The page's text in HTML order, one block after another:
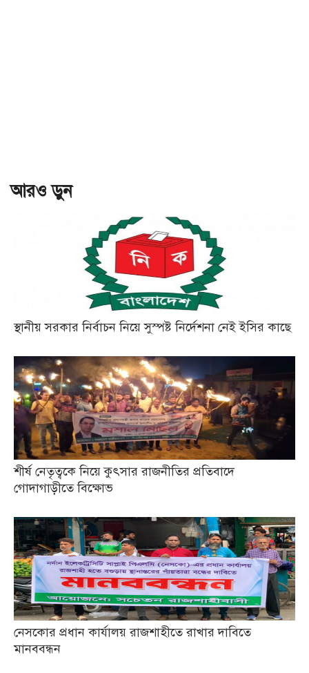
আরও ড়ুন
স্থানীয় সরকার নির্বাচন নিয়ে সুস্পষ্ট নির্দেশনা নেই ইসির কাছে
শীর্ষ নেতৃত্বকে নিয়ে কুৎসার রাজনীতির প্রতিবাদে
গোদাগাড়ীতে বিক্ষোভ
নেসকোর প্রধান কার্যালয় রাজশাহীতে রাখার দাবিতে
মানববন্ধন